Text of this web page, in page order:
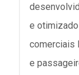
e
comerciais
e